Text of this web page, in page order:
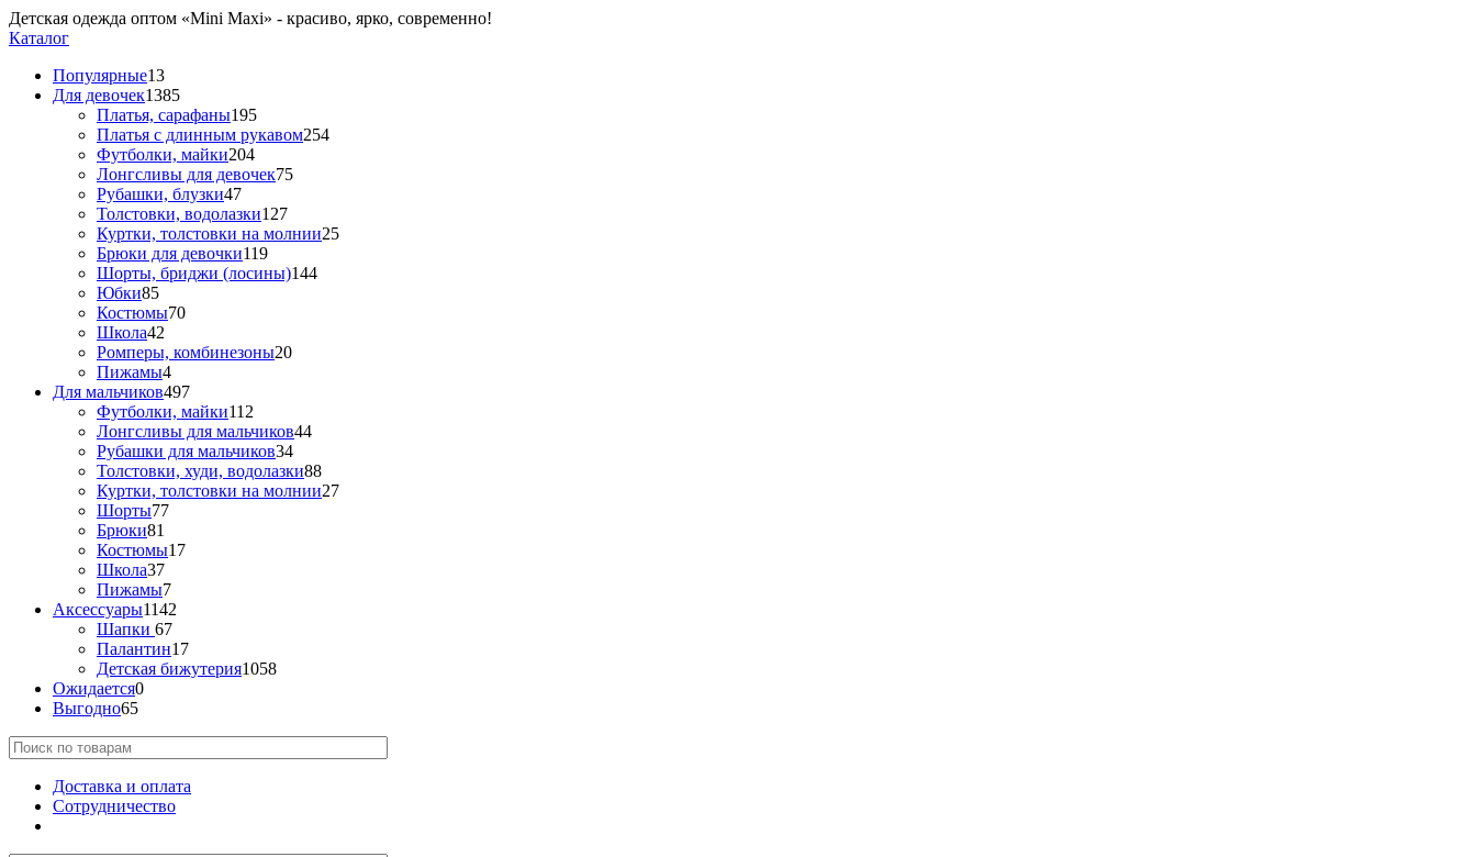
Детская одежда оптом «Mini Maxi» - красиво, ярко, современно!
Каталог
Популярные13
Для девочек1385
Платья, сарафаны195
Платья с длинным рукавом254
Футболки, майки204
Лонгсливы для девочек75
Рубашки, блузки47
Толстовки, водолазки127
Куртки, толстовки на молнии25
Брюки для девочки119
Шорты, бриджи (лосины)144
Юбки85
Костюмы70
Школа42
Ромперы, комбинезоны20
Пижамы4
Для мальчиков497
Футболки, майки112
Лонгсливы для мальчиков44
Рубашки для мальчиков34
Толстовки, худи, водолазки88
Куртки, толстовки на молнии27
Шорты77
Брюки81
Костюмы17
Школа37
Пижамы7
Аксессуары1142
Шапки 67
Палантин17
Детская бижутерия1058
Ожидается0
Выгодно65
Доставка и оплата
Сотрудничество